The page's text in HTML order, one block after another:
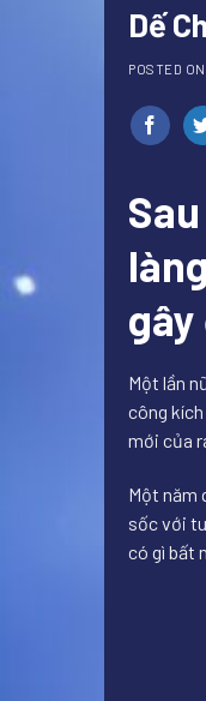
Dế
POSTED ON
gây
Một lần
công
mới của
Một năm
sốc với
có gì bất